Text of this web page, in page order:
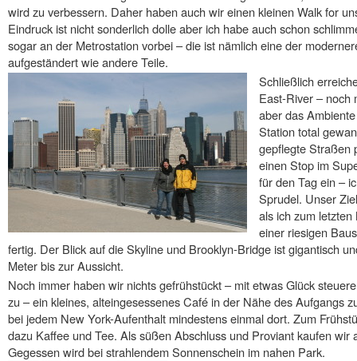
wird zu verbessern. Daher haben auch wir einen kleinen Walk for
Eindruck ist nicht sonderlich dolle aber ich habe auch schon
sogar an der Metrostation vorbei – die ist nämlich eine der
aufgeständert wie andere Teile.
Schließlich
East-River – noch
aber das
Station total
gepflegte Straßen
einen Stop im
für den Tag ein –
Sprudel. Unser
als ich zum
einer riesigen
fertig. Der Blick auf die Skyline und Brooklyn-Bridge ist gigantisch
Meter bis zur Aussicht.
Noch immer haben wir nichts gefrühstückt – mit etwas Glück
zu – ein kleines, alteingesessenes Café in der Nähe des Aufgangs
bei jedem New York-Aufenthalt mindestens einmal dort. Zum
dazu Kaffee und Tee. Als süßen Abschluss und Proviant kaufen wir
Gegessen wird bei strahlendem Sonnenschein im nahen Park.